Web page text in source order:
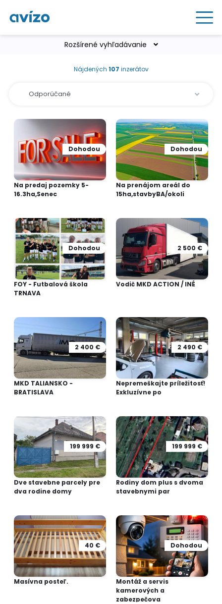
Rozšírené vyhľadávanie
Nájdených 107 inzerátov
Dohodou
Na predaj pozemky 5-
16.3ha,Senec
Dohodou
Na prenájom areál do
15ha,stavbyBA/okoli
Dohodou
FOY - Futbalová škola
TRNAVA
2 500 €
Vodič MKD ACTION / INÉ
2 400 €
MKD TALIANSKO -
BRATISLAVA
2 490 €
Nepremeškajte príležitosť!
Exkluzívne po
199 999 €
Dve stavebne parcely pre
dva rodine domy
199 999 €
Rodiny dom plus s dvoma
stavebnymi par
40 €
Masívna posteľ.
Dohodou
Montáž a servis
kamerových a
zabezpečova